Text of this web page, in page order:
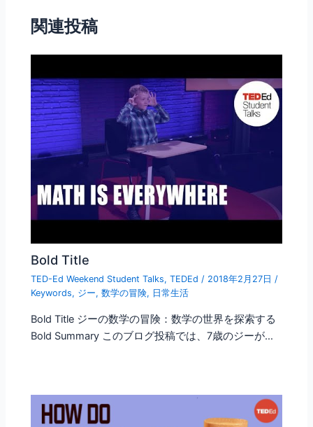
o
o
k
関連投稿
Bold Title
TED-Ed Weekend Student Talks,TEDEd / 2018年2月27日/
Keywords, ジー,数学の冒険, 日常生活
Bold Title ジーの数学の冒険：数学の世界を探索する
Bold Summary このブログ投稿では、7歳のジーが…